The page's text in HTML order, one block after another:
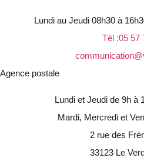
Lundi au Jeudi 08h30 à
Tél :05 57
Agence postale
Lundi et Jeudi de 9h à
Mardi, Mercredi et
2 rue des
33123 Le